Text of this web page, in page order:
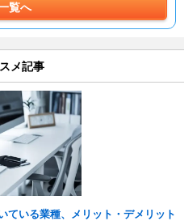
覧へ
メ記事
ている業種、メリット・デメリット